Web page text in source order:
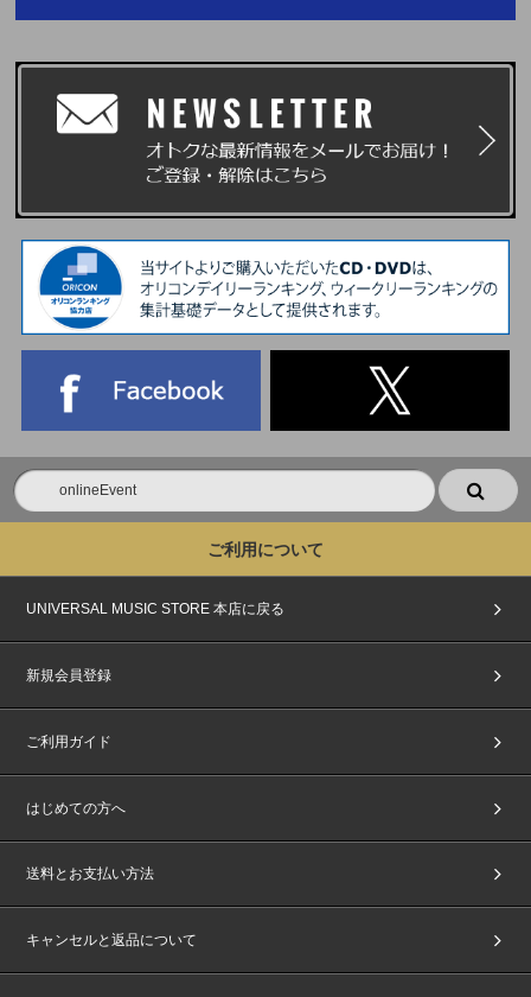
ご利用について
UNIVERSAL MUSIC STORE 本店に戻る
新規会員登録
ご利用ガイド
はじめての方へ
送料とお支払い方法
キャンセルと返品について